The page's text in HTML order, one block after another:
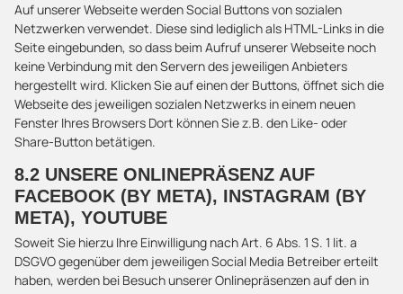
Auf unserer Webseite werden Social Buttons von sozialen
Netzwerken verwendet. Diese sind lediglich als HTML-Links in die
Seite eingebunden, so dass beim Aufruf unserer Webseite noch
keine Verbindung mit den Servern des jeweiligen Anbieters
hergestellt wird. Klicken Sie auf einen der Buttons, öffnet sich die
Webseite des jeweiligen sozialen Netzwerks in einem neuen
Fenster Ihres Browsers Dort können Sie z.B. den Like- oder
Share-Button betätigen.
8.2 UNSERE ONLINEPRÄSENZ AUF
FACEBOOK (BY META), INSTAGRAM (BY
META), YOUTUBE
Soweit Sie hierzu Ihre Einwilligung nach Art. 6 Abs. 1 S. 1 lit. a
DSGVO gegenüber dem jeweiligen Social Media Betreiber erteilt
haben, werden bei Besuch unserer Onlinepräsenzen auf den in